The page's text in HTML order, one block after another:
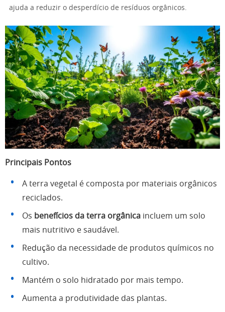
ajuda a reduzir o desperdício de resíduos orgânicos.
Principais Pontos
A terra vegetal é composta por materiais orgânicos
reciclados.
Os benefícios da terra orgânica incluem um solo
mais nutritivo e saudável.
Redução da necessidade de produtos químicos no
cultivo.
Mantém o solo hidratado por mais tempo.
Aumenta a produtividade das plantas.